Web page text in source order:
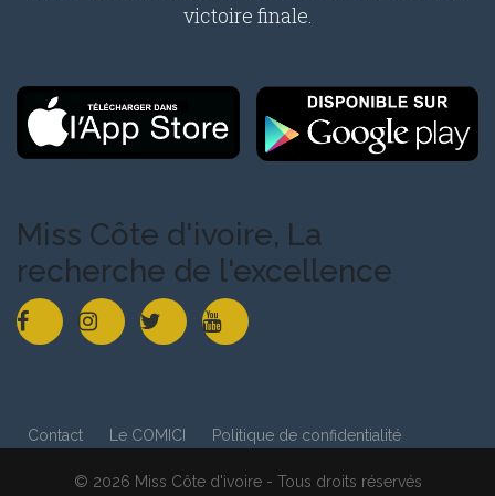
victoire finale.
Miss Côte d'ivoire, La
recherche de l'excellence
Contact Le COMICI Politique de confidentialité
© 2026 Miss Côte d'ivoire - Tous droits réservés